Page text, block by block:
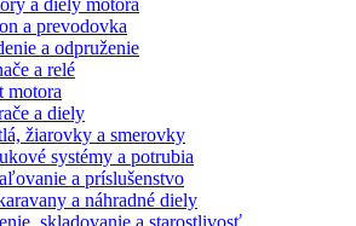
a prevodovka
a odpruženie
a relé
motora
a diely
žiarovky a smerovky
systémy a potrubia
a príslušenstvo
a náhradné diely
skladovanie a starostlivosť